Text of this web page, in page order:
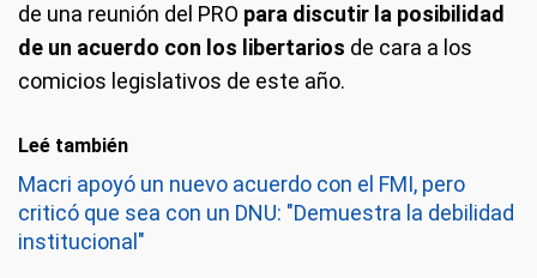
de una reunión del PRO para discutir la posibilidad
de un acuerdo con los libertarios de cara a los
comicios legislativos de este año.
Leé también
Macri apoyó un nuevo acuerdo con el FMI, pero
criticó que sea con un DNU: "Demuestra la debilidad
institucional"